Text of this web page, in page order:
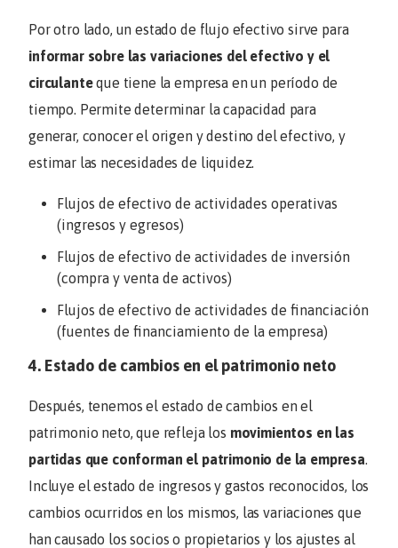
Por otro lado, un estado de flujo efectivo sirve para
informar sobre las variaciones del efectivo y el
circulanteque tiene la empresa en un período de
tiempo. Permite determinar la capacidad para
generar, conocer el origen y destino del efectivo, y
estimar las necesidades de liquidez.
Flujos de efectivo de actividades operativas
(ingresos y egresos)
Flujos de efectivo de actividades de inversión
(compra y venta de activos)
Flujos de efectivo de actividades de financiación
(fuentes de financiamiento de la empresa)
4. Estado de cambios en el patrimonio neto
Después, tenemos el estado de cambios en el
patrimonio neto, que refleja los movimientos en las
partidas que conforman el patrimonio de la empresa.
Incluye el estado de ingresos y gastos reconocidos, los
cambios ocurridos en los mismos, las variaciones que
han causado los socios o propietarios y los ajustes al